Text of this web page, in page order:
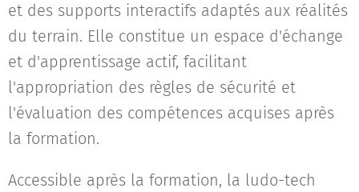
et des supports interactifs adaptés aux réalités
du terrain. Elle constitue un espace d'échange
et d'apprentissage actif, facilitant
l'appropriation des règles de sécurité et
l'évaluation des compétences acquises après
la formation.
Accessible après la formation, la ludo-tech